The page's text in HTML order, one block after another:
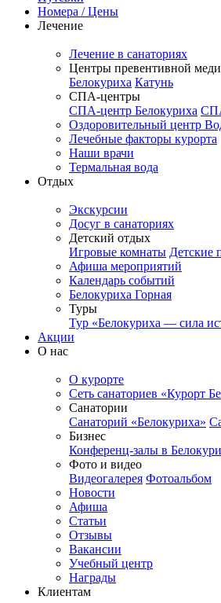
Номера / Цены
Лечение
Лечение в санаториях
Центры превентивной
Белокуриха Катунь
СПА-центры
СПА-центр Белокуриха
Оздоровительный центр
Лечебные факторы курорта
Наши врачи
Термальная вода
Отдых
Экскурсии
Досуг в санаториях
Детский отдых
Игровые комнаты Детские
Афиша мероприятий
Календарь событий
Белокуриха Горная
Туры
Тур «Белокуриха — сила
Акции
О нас
О курорте
Сеть санаториев «Курорт
Санатории
Санаторий «Белокуриха»
Бизнес
Конференц-залы в
Фото и видео
Видеогалерея Фотоальбом
Новости
Афиша
Статьи
Отзывы
Вакансии
Учебный центр
Награды
Клиентам